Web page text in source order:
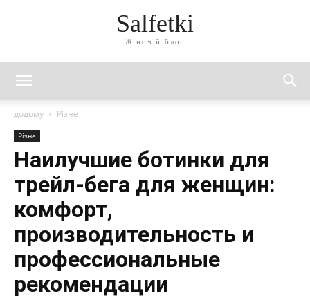
Salfetki
Жіночій блог
додому Різне
Різне
Наилучшие ботинки для
трейл-бега для женщин:
комфорт,
производительность и
профессиональные
рекомендации